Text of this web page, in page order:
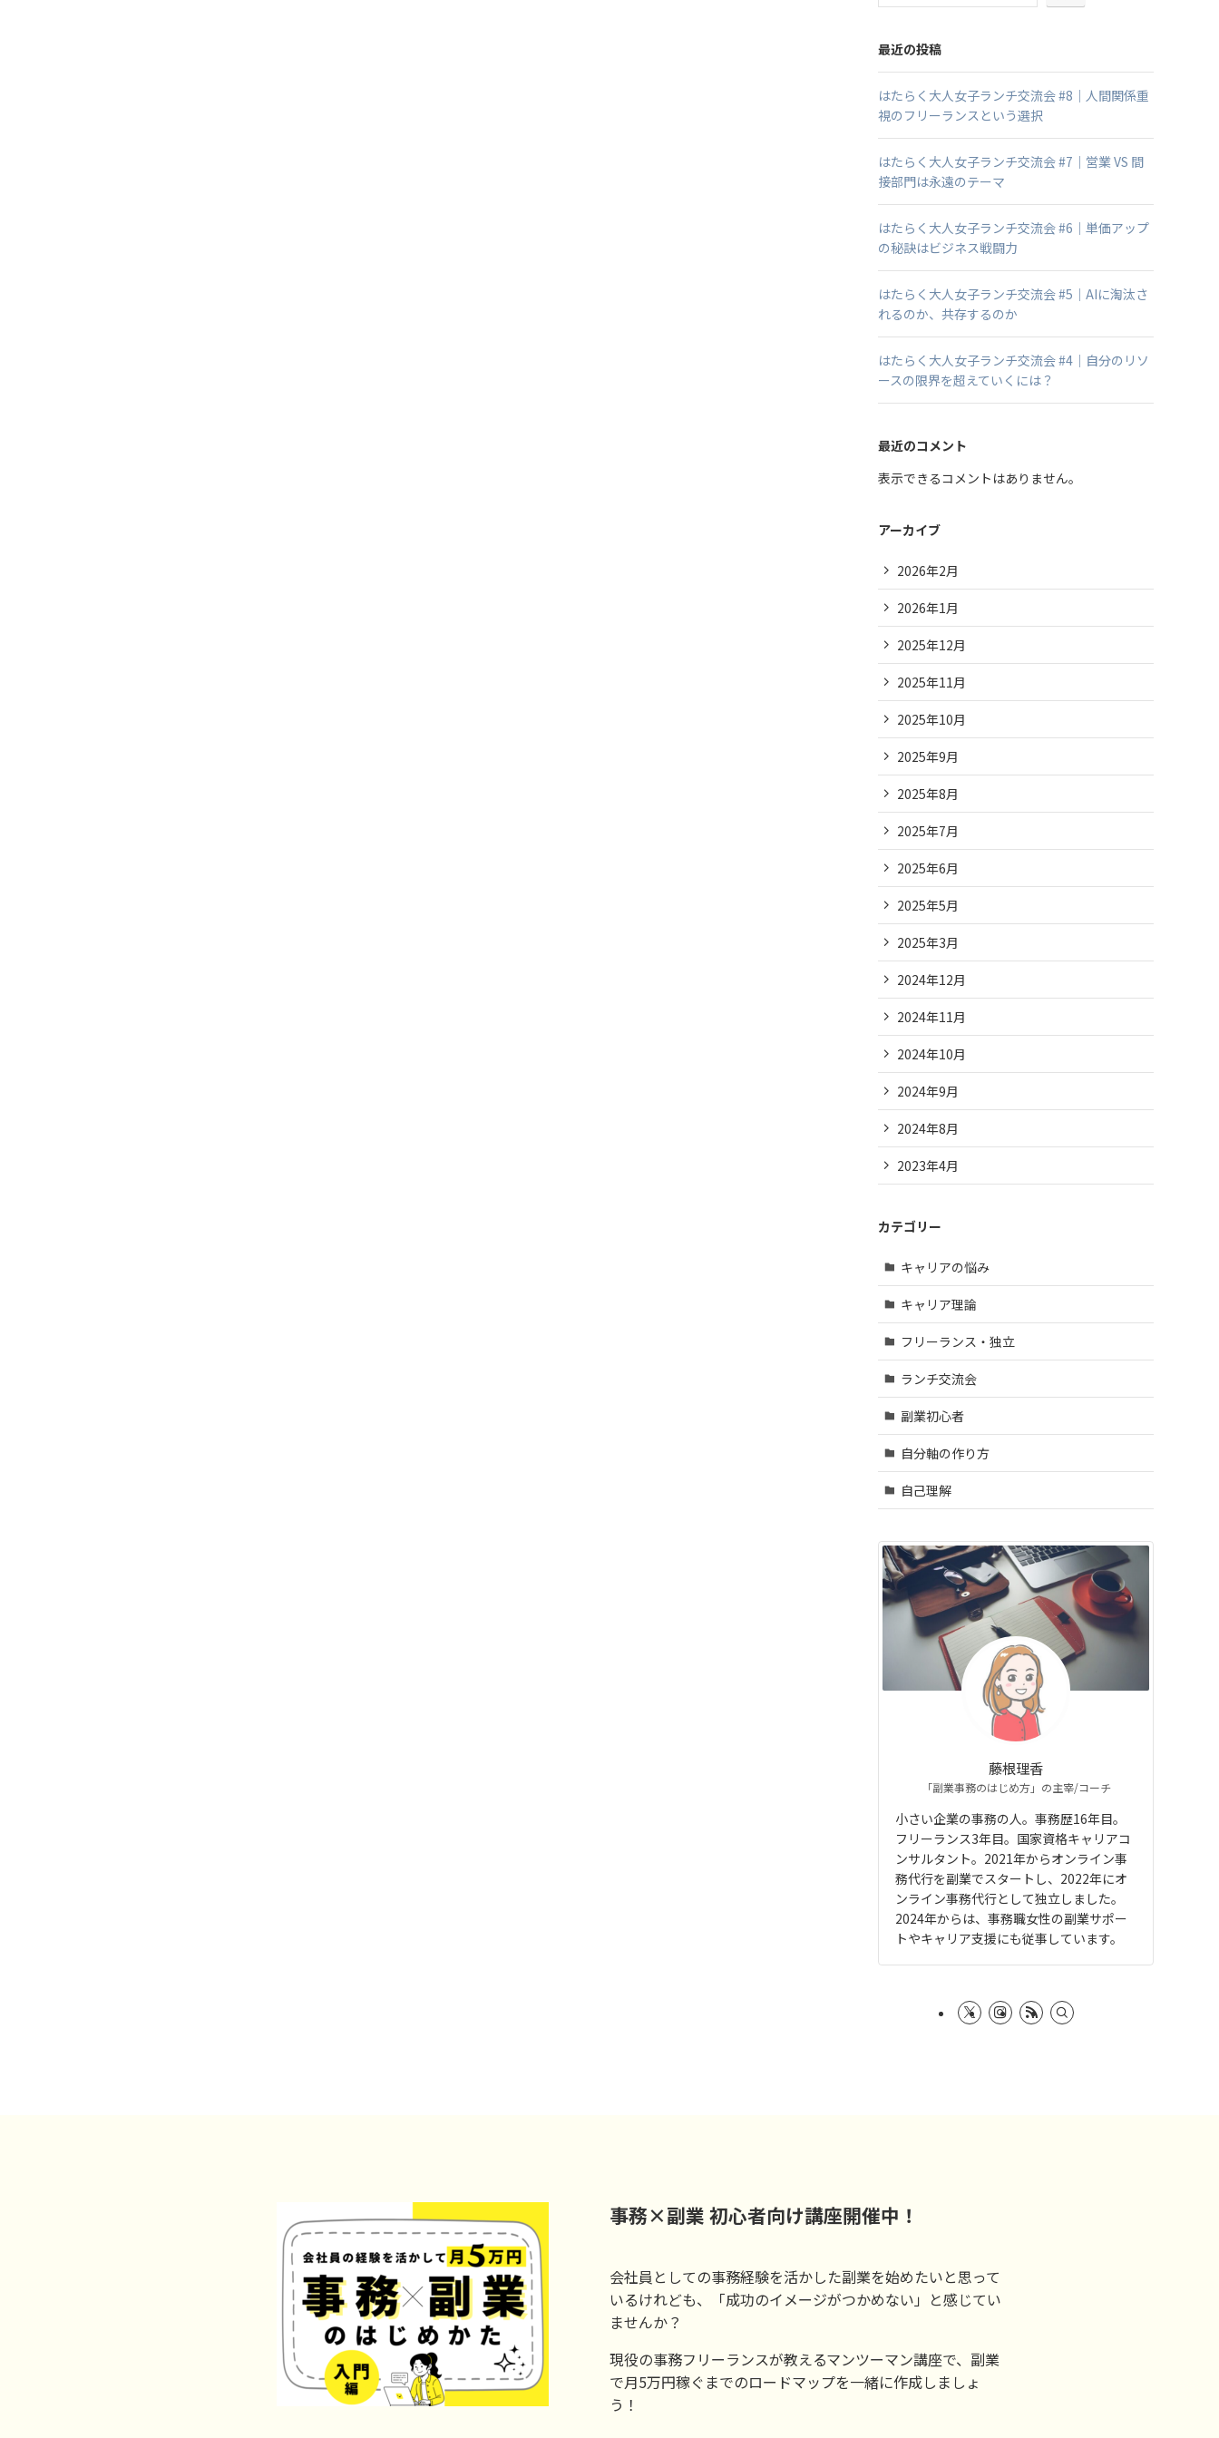
最近の投稿
はたらく大人女子ランチ交流会 #8｜人間関係重
視のフリーランスという選択
はたらく大人女子ランチ交流会 #7｜営業 VS 間
接部門は永遠のテーマ
はたらく大人女子ランチ交流会 #6｜単価アップ
の秘訣はビジネス戦闘力
はたらく大人女子ランチ交流会 #5｜AIに淘汰さ
れるのか、共存するのか
はたらく大人女子ランチ交流会 #4｜自分のリソ
ースの限界を超えていくには？
最近のコメント
表示できるコメントはありません。
アーカイブ
2026年2月
2026年1月
2025年12月
2025年11月
2025年10月
2025年9月
2025年8月
2025年7月
2025年6月
2025年5月
2025年3月
2024年12月
2024年11月
2024年10月
2024年9月
2024年8月
2023年4月
カテゴリー
キャリアの悩み
キャリア理論
フリーランス・独立
ランチ交流会
副業初心者
自分軸の作り方
自己理解
藤根理香
「副業事務のはじめ方」の主宰/コーチ
小さい企業の事務の人。事務歴16年目。
フリーランス3年目。国家資格キャリアコ
ンサルタント。2021年からオンライン事
務代行を副業でスタートし、2022年にオ
ンライン事務代行として独立しました。
2024年からは、事務職女性の副業サポー
トやキャリア支援にも従事しています。
事務×副業 初心者向け講座開催中！
会社員としての事務経験を活かした副業を始めたいと思って
いるけれども、「成功のイメージがつかめない」と感じてい
ませんか？
現役の事務フリーランスが教えるマンツーマン講座で、副業
で月5万円稼ぐまでのロードマップを一緒に作成しましょ
う！